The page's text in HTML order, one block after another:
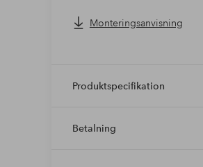
Monteringsanvisning
Produktspecifikation
Betalning